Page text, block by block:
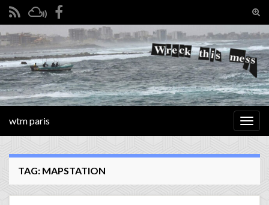
Search for:
wtm paris
TAG: MAPSTATION